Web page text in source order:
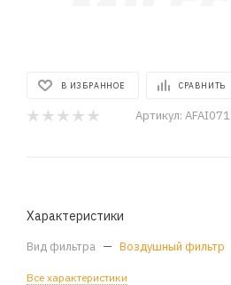
В ИЗБРАННОЕ СРАВНИТЬ
Артикул: AFAI071
Характеристики
Вид фильтра — Воздушный фильтр
Все характеристики